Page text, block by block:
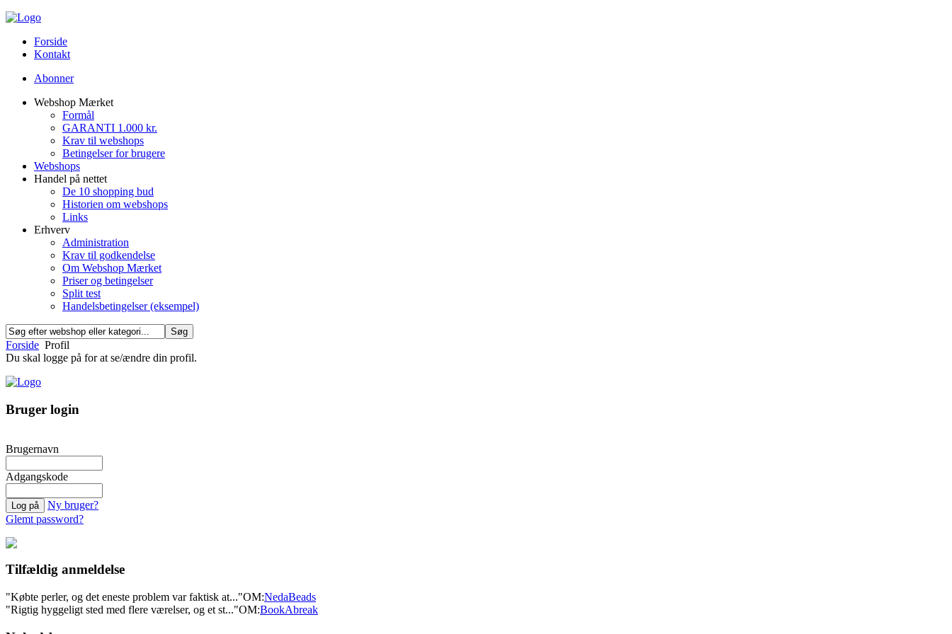
Forside
Kontakt
Abonner
Webshop Mærket
Formål
GARANTI 1.000 kr.
Krav til webshops
Betingelser for brugere
Webshops
Handel på nettet
De 10 shopping bud
Historien om webshops
Links
Erhverv
Administration
Krav til godkendelse
Om Webshop Mærket
Priser og betingelser
Split test
Handelsbetingelser (eksempel)
Forside Profil
Du skal logge på for at se/ændre din profil.
Bruger login
Brugernavn
Adgangskode
Ny bruger?
Glemt password?
Tilfældig anmeldelse
"Købte perler, og det eneste problem var faktisk at..."OM:NedaBeads
"Rigtig hyggeligt sted med flere værelser, og et st..."OM:BookAbreak